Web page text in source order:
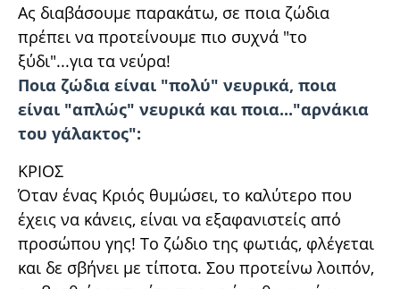
Ας διαβάσουμε παρακάτω, σε ποια ζώδια
πρέπει να προτείνουμε πιο συχνά "το
ξύδι"...για τα νεύρα!
Ποια ζώδια είναι "πολύ" νευρικά, ποια
είναι "απλώς" νευρικά και ποια..."αρνάκια
του γάλακτος":
ΚΡΙΟΣ
Όταν ένας Κριός θυμώσει, το καλύτερο που
έχεις να κάνεις, είναι να εξαφανιστείς από
προσώπου γης! Το ζώδιο της φωτιάς, φλέγεται
και δε σβήνει με τίποτα. Σου προτείνω λοιπόν,